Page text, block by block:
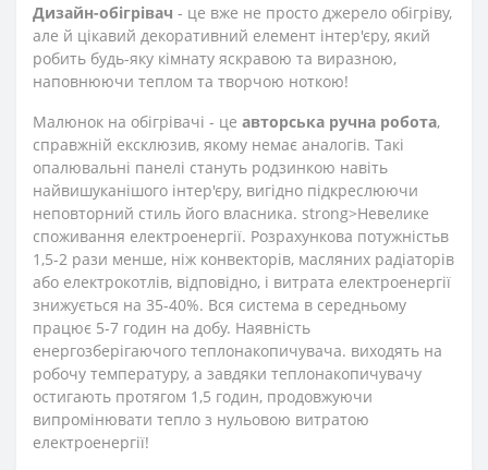
Дизайн-обігрівач - це вже не просто джерело обігріву,
але й цікавий декоративний елемент інтер'єру, який
робить будь-яку кімнату яскравою та виразною,
наповнюючи теплом та творчою ноткою!
Малюнок на обігрівачі - це авторська ручна робота,
справжній ексклюзив, якому немає аналогів. Такі
опалювальні панелі стануть родзинкою навіть
найвишуканішого інтер'єру, вигідно підкреслюючи
неповторний стиль його власника. strong>Невелике
споживання електроенергії. Розрахункова потужністьв
1,5-2 рази менше, ніж конвекторів, масляних радіаторів
або електрокотлів, відповідно, і витрата електроенергії
знижується на 35-40%. Вся система в середньому
працює 5-7 годин на добу. Наявність
енергозберігаючого теплонакопичувача. виходять на
робочу температуру, а завдяки теплонакопичувачу
остигають протягом 1,5 годин, продовжуючи
випромінювати тепло з нульовою витратою
електроенергії!